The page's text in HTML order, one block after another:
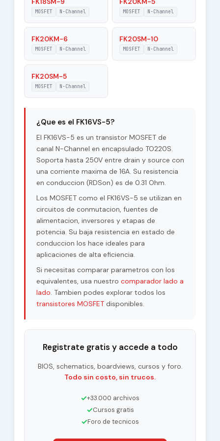
MOSFET N-Channel MOSFET N-Channel
FK20KM-6
MOSFET N-Channel
FK20SM-10
MOSFET N-Channel
FK20SM-5
MOSFET N-Channel
¿Que es el FK16VS-5?
El FK16VS-5 es un transistor MOSFET de
canal N-Channel en encapsulado TO220S.
Soporta hasta 250V entre drain y source con
una corriente maxima de 16A. Su resistencia
en conduccion (RDSon) es de 0.31 Ohm.
Los MOSFET como el FK16VS-5 se utilizan en
circuitos de conmutacion, fuentes de
alimentacion, inversores y etapas de
potencia. Su baja resistencia en estado de
conduccion los hace ideales para
aplicaciones de alta eficiencia.
Si necesitas comparar parametros con los
equivalentes, usa nuestro comparador lado a
lado. Tambien podes explorar todos los
transistores MOSFETdisponibles.
Registrate gratis y accede a todo
BIOS, schematics, boardviews, cursos y foro.
Todo sin costo, sin trucos.
✓+33.000 archivos
✓Cursos gratis
✓Foro de tecnicos